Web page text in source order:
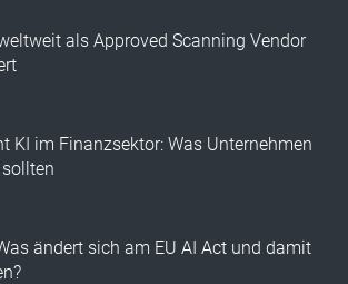
als Approved Scanning Vendor
KI im Finanzsektor: Was Unternehmen
ändert sich am EU AI Act und damit